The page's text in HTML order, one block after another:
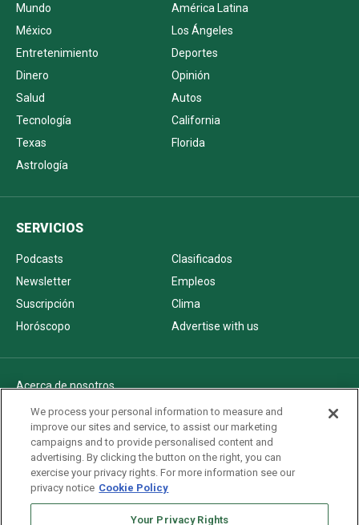
Mundo
América Latina
México
Los Ángeles
Entretenimiento
Deportes
Dinero
Opinión
Salud
Autos
Tecnología
California
Texas
Florida
Astrología
SERVICIOS
Podcasts
Clasificados
Newsletter
Empleos
Suscripción
Clima
Horóscopo
Advertise with us
Acerca de nosotros
Politica de privacidad
Pautas Editoriales
AdChoices
Advertise with us
Newsletters
We process your personal information to measure and
improve our sites and service, to assist our marketing
campaigns and to provide personalised content and
advertising. By clicking the button on the right, you can
exercise your privacy rights. For more information see our
privacy notice Cookie Policy
Your Privacy Rights